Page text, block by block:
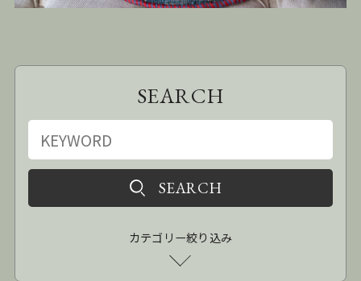
SEARCH
カテゴリー絞り込み